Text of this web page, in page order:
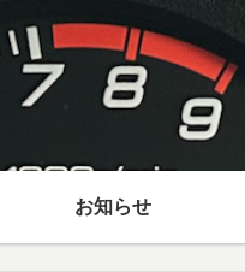
お知らせ